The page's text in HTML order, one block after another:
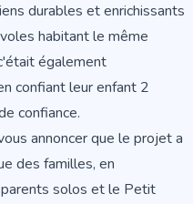
durables et enrichissants
habitant le même
également
confiant leur enfant 2
confiance.
annoncer que le projet a
des familles, en
solos et le Petit